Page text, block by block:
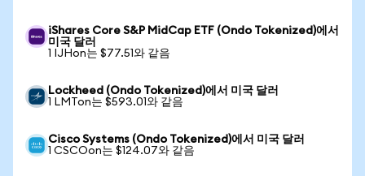
iShares Core S&P MidCap ETF (Ondo Tokenized)에서
미국 달러
1 IJHon는 $77.51와 같음
Lockheed (Ondo Tokenized)에서 미국 달러
1 LMTon는 $593.01와 같음
Cisco Systems (Ondo Tokenized)에서 미국 달러
1 CSCOon는 $124.07와 같음